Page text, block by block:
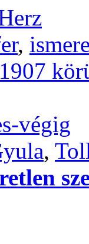
,
1907
végig
,